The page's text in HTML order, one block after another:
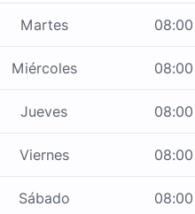
Martes 08:00
Miércoles 08:00
Jueves 08:00
Viernes 08:00
Sábado 08:00